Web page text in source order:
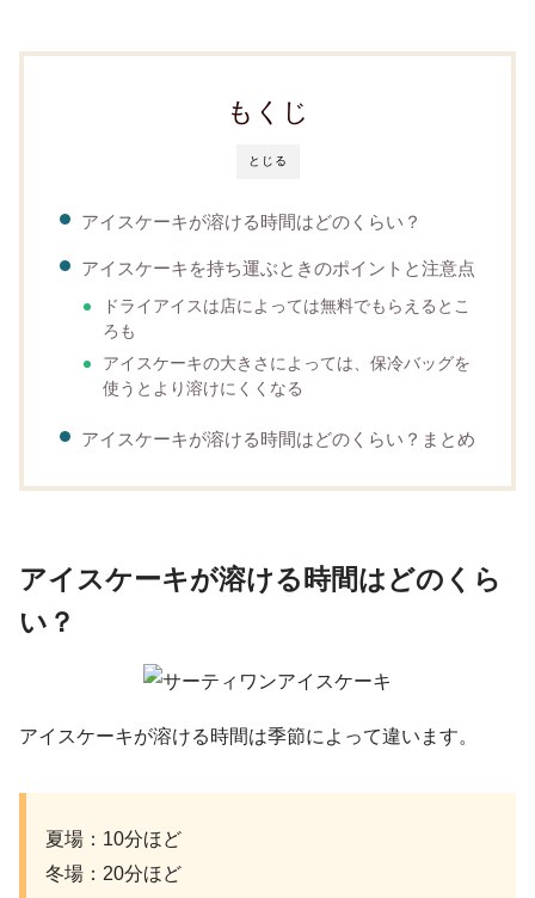
とじる
もくじ
アイスケーキが溶ける時間はどのくらい？
アイスケーキを持ち運ぶときのポイントと注意点
ドライアイスは店によっては無料でもらえるとこ
ろも
アイスケーキの大きさによっては、保冷バッグを
使うとより溶けにくくなる
アイスケーキが溶ける時間はどのくらい？まとめ
アイスケーキが溶ける時間はどのくら
い？
アイスケーキが溶ける時間は季節によって違います。
夏場：10分ほど
冬場：20分ほど